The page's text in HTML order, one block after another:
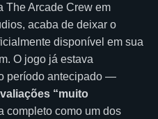
The Arcade Crew em
acaba de deixar o
disponível em sua
O jogo já estava
período antecipado —
“muito
completo como um dos